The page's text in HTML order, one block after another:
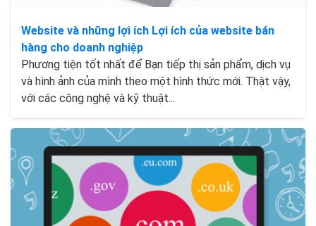
Website và những lợi ích Lợi ích của website bán
hàng cho doanh nghiệp
Phương tiện tốt nhất để Bạn tiếp thị sản phẩm, dịch vụ
và hình ảnh của mình theo một hình thức mới. Thật vậy,
với các công nghệ và kỹ thuật...